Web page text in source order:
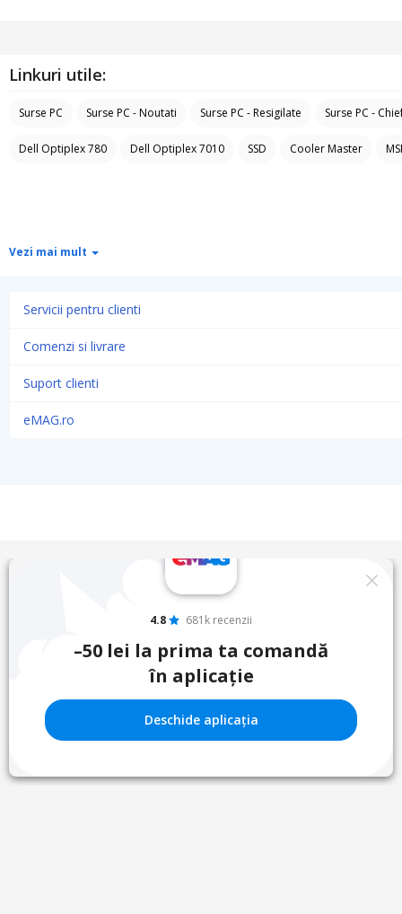
Linkuri utile:
Surse PC Surse PC - Noutati Surse PC - Resigilate Surse PC -
Dell Optiplex 780 Dell Optiplex 7010 SSD Cooler Master
Vezi mai mult
Servicii pentru clienti
Comenzi si livrare
Suport clienti
eMAG.ro
4.8 681k recenzii
–50 lei la prima ta comandă
în aplicație
Deschide aplicația